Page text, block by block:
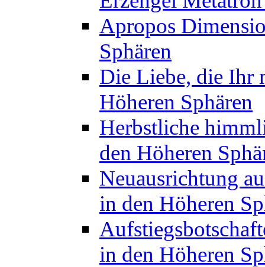
Apropos
Sphären
Die Liebe, die Ihr
Höheren Sphären
Herbstliche
den Höheren
Neuausrichtung
in den Höheren
in den Höheren